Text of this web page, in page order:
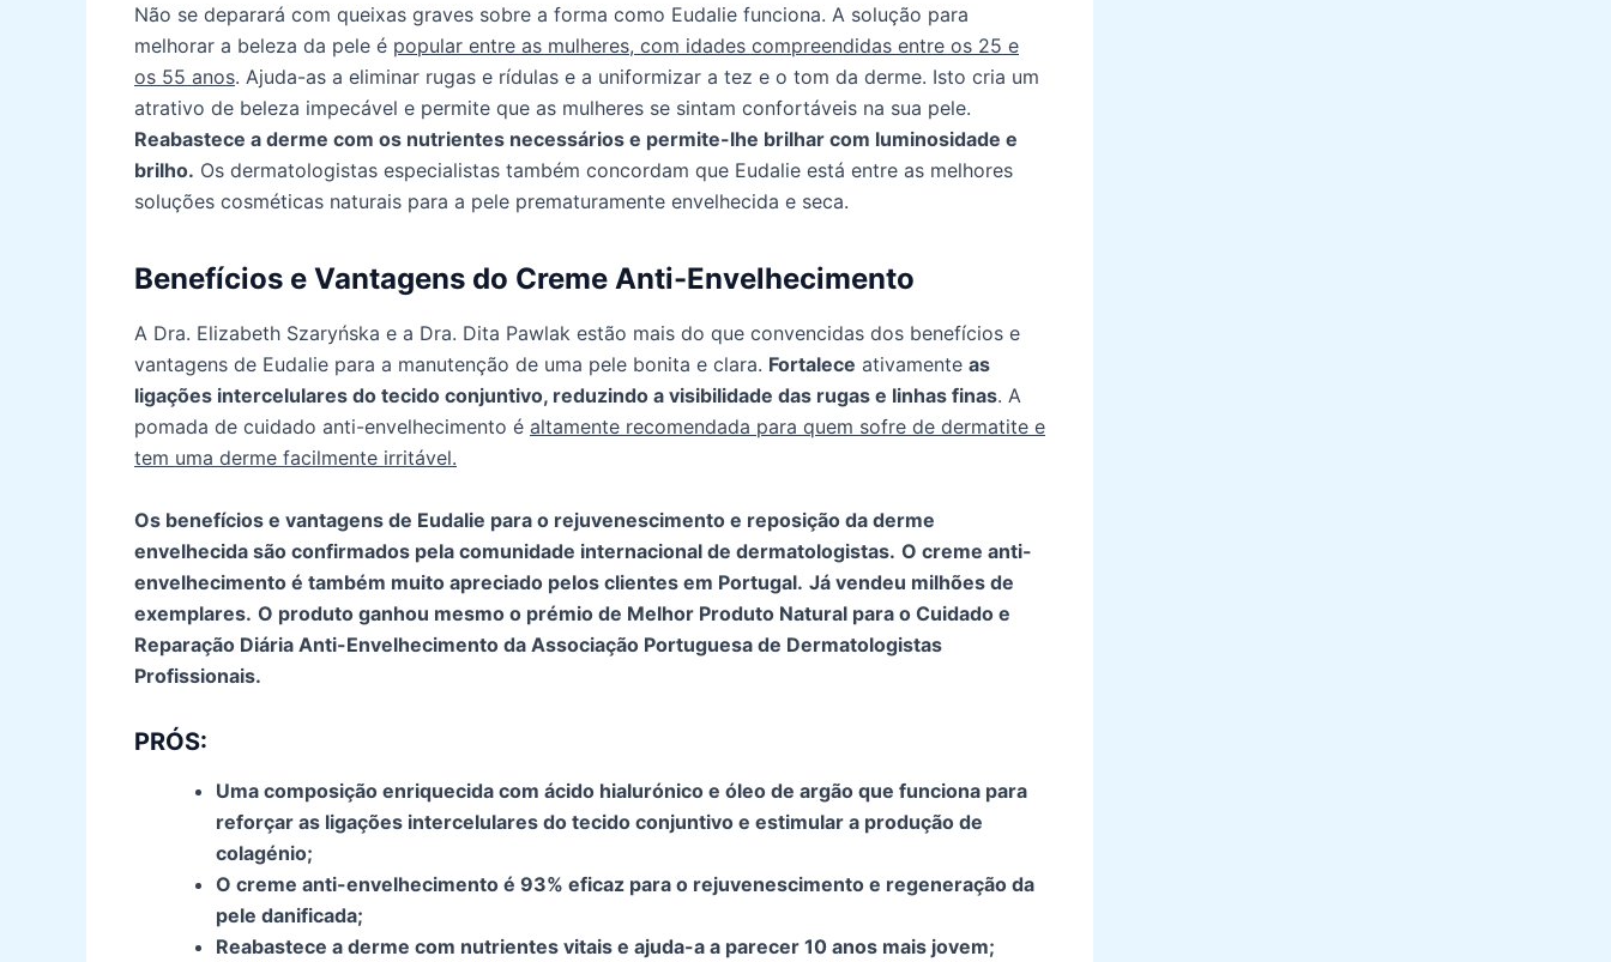
Não se deparará com queixas graves sobre a forma como Eudalie funciona. A solução para
melhorar a beleza da pele é popular entre as mulheres, com idades compreendidas entre os 25 e
os 55 anos. Ajuda-as a eliminar rugas e rídulas e a uniformizar a tez e o tom da derme. Isto cria um
atrativo de beleza impecável e permite que as mulheres se sintam confortáveis na sua pele.
Reabastece a derme com os nutrientes necessários e permite-lhe brilhar com luminosidade e
brilho. Os dermatologistas especialistas também concordam que Eudalie está entre as melhores
soluções cosméticas naturais para a pele prematuramente envelhecida e seca.
Benefícios e Vantagens do Creme Anti-Envelhecimento
A Dra. Elizabeth Szaryńska e a Dra. Dita Pawlak estão mais do que convencidas dos benefícios e
vantagens de Eudalie para a manutenção de uma pele bonita e clara. Fortalece ativamente as
ligações intercelulares do tecido conjuntivo, reduzindo a visibilidade das rugas e linhas finas. A
pomada de cuidado anti-envelhecimento é altamente recomendada para quem sofre de dermatite e
tem uma derme facilmente irritável.
Os benefícios e vantagens de Eudalie para o rejuvenescimento e reposição da derme
envelhecida são confirmados pela comunidade internacional de dermatologistas. O creme anti-
envelhecimento é também muito apreciado pelos clientes em Portugal. Já vendeu milhões de
exemplares. O produto ganhou mesmo o prémio de Melhor Produto Natural para o Cuidado e
Reparação Diária Anti-Envelhecimento da Associação Portuguesa de Dermatologistas
Profissionais.
PRÓS:
Uma composição enriquecida com ácido hialurónico e óleo de argão que funciona para
reforçar as ligações intercelulares do tecido conjuntivo e estimular a produção de
colagénio;
O creme anti-envelhecimento é 93% eficaz para o rejuvenescimento e regeneração da
pele danificada;
Reabastece a derme com nutrientes vitais e ajuda-a a parecer 10 anos mais jovem;